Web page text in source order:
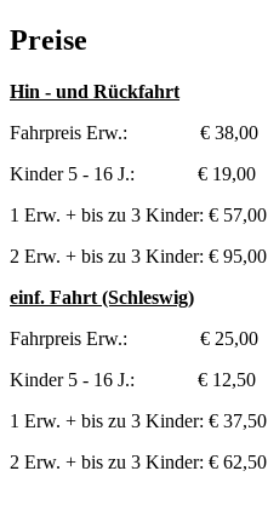
Preise
Hin - und Rückfahrt
Fahrpreis Erw.: € 38,00
Kinder 5 - 16 J.: € 19,00
1 Erw. + bis zu 3 Kinder: € 57,00
2 Erw. + bis zu 3 Kinder: € 95,00
einf. Fahrt (Schleswig)
Fahrpreis Erw.: € 25,00
Kinder 5 - 16 J.: € 12,50
1 Erw. + bis zu 3 Kinder: € 37,50
2 Erw. + bis zu 3 Kinder: € 62,50